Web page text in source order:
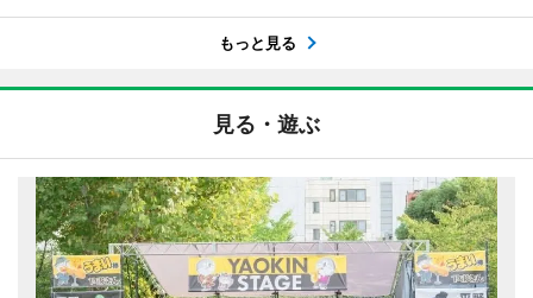
もっと見る
見る・遊ぶ